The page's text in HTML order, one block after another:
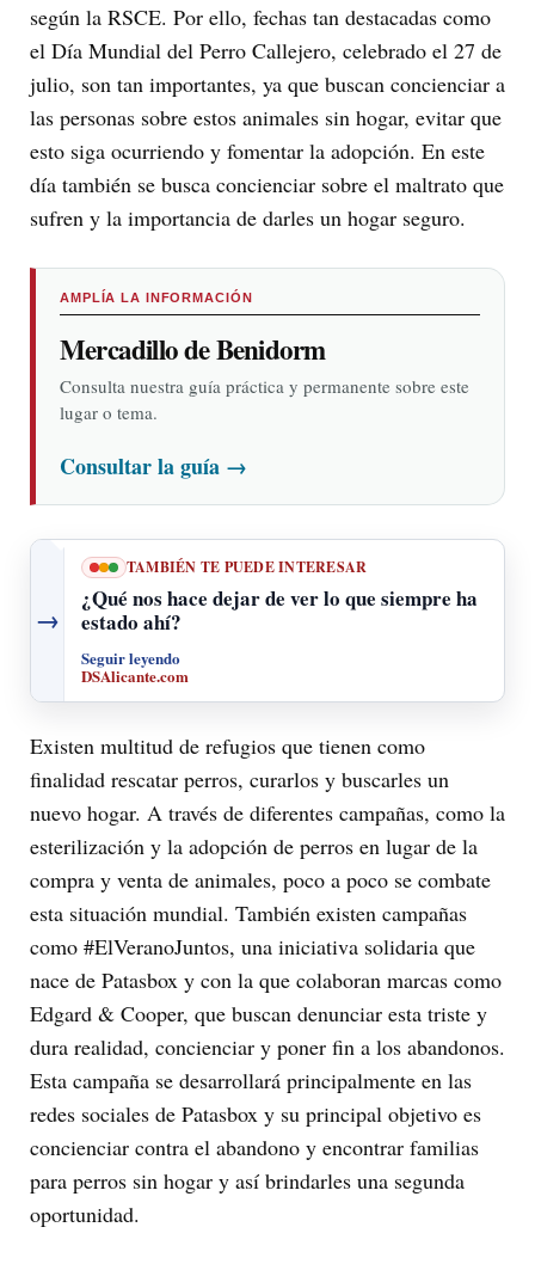
según la RSCE. Por ello, fechas tan destacadas como
el Día Mundial del Perro Callejero, celebrado el 27 de
julio, son tan importantes, ya que buscan concienciar a
las personas sobre estos animales sin hogar, evitar que
esto siga ocurriendo y fomentar la adopción. En este
día también se busca concienciar sobre el maltrato que
sufren y la importancia de darles un hogar seguro.
AMPLÍA LA INFORMACIÓN
Mercadillo de Benidorm
Consulta nuestra guía práctica y permanente sobre este
lugar o tema.
Consultar la guía →
→
TAMBIÉN TE PUEDE INTERESAR
¿Qué nos hace dejar de ver lo que siempre ha
estado ahí?
Seguir leyendo
DSAlicante.com
Existen multitud de refugios que tienen como
finalidad rescatar perros, curarlos y buscarles un
nuevo hogar. A través de diferentes campañas, como la
esterilización y la adopción de perros en lugar de la
compra y venta de animales, poco a poco se combate
esta situación mundial. También existen campañas
como #ElVeranoJuntos, una iniciativa solidaria que
nace de Patasbox y con la que colaboran marcas como
Edgard & Cooper, que buscan denunciar esta triste y
dura realidad, concienciar y poner fin a los abandonos.
Esta campaña se desarrollará principalmente en las
redes sociales de Patasbox y su principal objetivo es
concienciar contra el abandono y encontrar familias
para perros sin hogar y así brindarles una segunda
oportunidad.